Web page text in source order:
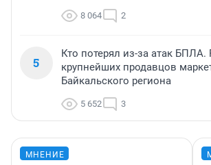
8 064 2
5
Кто потерял из-за атак БПЛА.
крупнейших продавцов
Байкальского региона
5 652 3
МНЕНИЕ